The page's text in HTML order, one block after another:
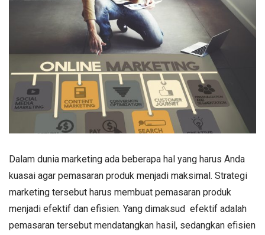
Dalam dunia marketing ada beberapa hal yang harus Anda
kuasai agar pemasaran produk menjadi maksimal. Strategi
marketing tersebut harus membuat pemasaran produk
menjadi efektif dan efisien. Yang dimaksud efektif adalah
pemasaran tersebut mendatangkan hasil, sedangkan efisien